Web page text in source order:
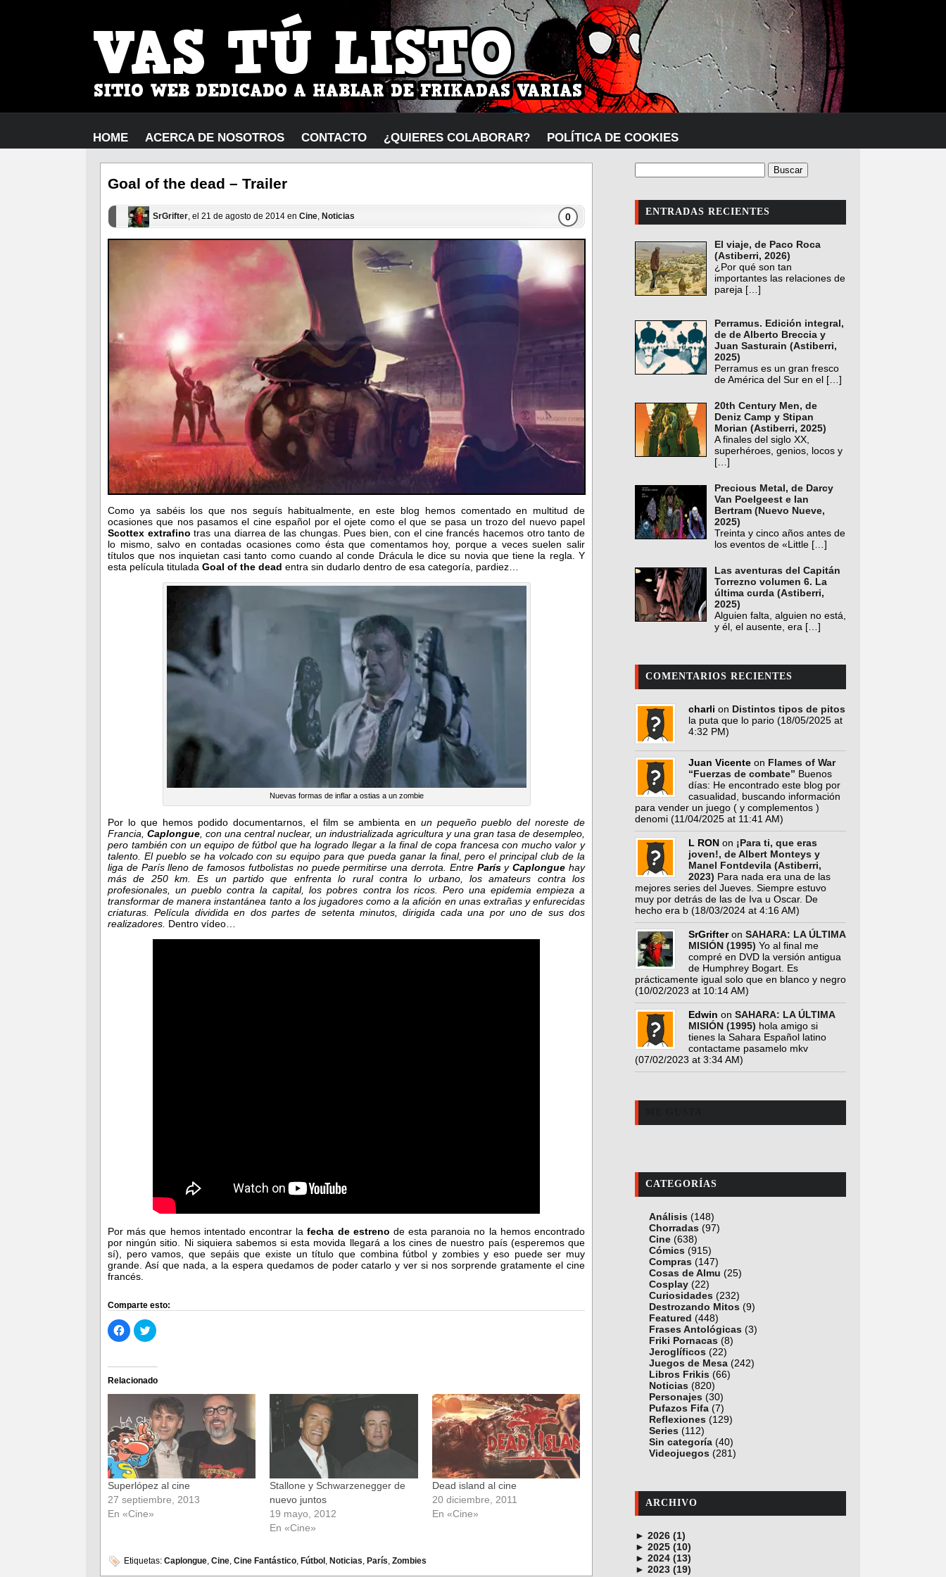
HOME ACERCA DE NOSOTROS CONTACTO ¿QUIERES COLABORAR? POLÍTICA DE COOKIES
Goal of the dead – Trailer
SrGrifter, el 21 de agosto de 2014 en Cine, Noticias 0
Como ya sabéis los que nos seguís habitualmente, en este blog hemos comentado en multitud de
ocasiones que nos pasamos el cine español por el ojete como el que se pasa un trozo del nuevo papel
Scottex extrafino tras una diarrea de las chungas. Pues bien, con el cine francés hacemos otro tanto de
lo mismo, salvo en contadas ocasiones como ésta que comentamos hoy, porque a veces suelen salir
títulos que nos inquietan casi tanto como cuando al conde Drácula le dice su novia que tiene la regla. Y
esta película titulada Goal of the dead entra sin dudarlo dentro de esa categoría, pardiez…
Nuevas formas de inflar a ostias a un zombie
Por lo que hemos podido documentarnos, el film se ambienta en un pequeño pueblo del noreste de
Francia, Caplongue, con una central nuclear, un industrializada agricultura y una gran tasa de desempleo,
pero también con un equipo de fútbol que ha logrado llegar a la final de copa francesa con mucho valor y
talento. El pueblo se ha volcado con su equipo para que pueda ganar la final, pero el principal club de la
liga de París lleno de famosos futbolistas no puede permitirse una derrota. Entre ParísyCaplongue hay
más de 250 km. Es un partido que enfrenta lo rural contra lo urbano, los amateurs contra los
profesionales, un pueblo contra la capital, los pobres contra los ricos. Pero una epidemia empieza a
transformar de manera instantánea tanto a los jugadores como a la afición en unas extrañas y enfurecidas
criaturas. Película dividida en dos partes de setenta minutos, dirigida cada una por uno de sus dos
realizadores. Dentro vídeo…
Por más que hemos intentado encontrar la fecha de estreno de esta paranoia no la hemos encontrado
por ningún sitio. Ni siquiera sabemos si esta movida llegará a los cines de nuestro país (esperemos que
sí), pero vamos, que sepáis que existe un título que combina fútbol y zombies y eso puede ser muy
grande. Así que nada, a la espera quedamos de poder catarlo y ver si nos sorprende gratamente el cine
francés.
Comparte esto:
Haz
clic
para
Facebook
(Se
abre
en
ventana
nueva)
Haz
clic
Twitter
(Se
abre
en
una
ventana
nueva)
Relacionado
Superlópez al cine
27 septiembre, 2013
En «Cine»
Stallone y Schwarzenegger de
nuevo juntos
19 mayo, 2012
En «Cine»
Dead island al cine
20 diciembre, 2011
En «Cine»
Etiquetas: Caplongue, Cine, Cine Fantástico, Fútbol , Noticias, París, Zombies
ENTRADAS RECIENTES
El viaje, de Paco Roca
(Astiberri, 2026)
¿Por qué son tan
importantes las relaciones de
pareja […]
Perramus. Edición integral,
de de Alberto Breccia y
Juan Sasturain (Astiberri,
2025)
Perramus es un gran fresco
de América del Sur en el […]
20th Century Men, de
Deniz Camp y Stipan
Morian (Astiberri, 2025)
A finales del siglo XX,
superhéroes, genios, locos y
[…]
Precious Metal, de Darcy
Van Poelgeest e Ian
Bertram (Nuevo Nueve,
2025)
Treinta y cinco años antes de
los eventos de «Little […]
Las aventuras del Capitán
Torrezno volumen 6. La
última curda (Astiberri,
2025)
Alguien falta, alguien no está,
y él, el ausente, era […]
COMENTARIOS RECIENTES
charli on Distintos tipos de pitos
la puta que lo pario (18/05/2025 at
4:32 PM)
Juan Vicente on Flames of War
“Fuerzas de combate” Buenos
días: He encontrado este blog por
casualidad, buscando información
para vender un juego ( y complementos )
denomi (11/04/2025 at 11:41 AM)
L RON on ¡Para ti, que eras
joven!, de Albert Monteys y
Manel Fontdevila (Astiberri,
2023) Para nada era una de las
mejores series del Jueves. Siempre estuvo
muy por detrás de las de Iva u Oscar. De
hecho era b (18/03/2024 at 4:16 AM)
SrGrifteron SAHARA: LA ÚLTIMA
MISIÓN (1995) Yo al final me
compré en DVD la versión antigua
de Humphrey Bogart. Es
prácticamente igual solo que en blanco y negro
(10/02/2023 at 10:14 AM)
Edwin on SAHARA: LA ÚLTIMA
MISIÓN (1995) hola amigo si
tienes la Sahara Español latino
contactame pasamelo mkv
(07/02/2023 at 3:34 AM)
CATEGORÍAS
Análisis (148)
Chorradas (97)
Cine (638)
Cómics (915)
Compras (147)
Cosas de Almu (25)
Cosplay (22)
Curiosidades (232)
Destrozando Mitos (9)
Featured (448)
Frases Antológicas (3)
Friki Pornacas (8)
Jeroglíficos (22)
Juegos de Mesa (242)
Libros Frikis (66)
Noticias (820)
Personajes (30)
Pufazos Fifa (7)
Reflexiones (129)
Series (112)
Sin categoría (40)
Videojuegos (281)
ARCHIVO
► 2026 (1)
junio (1)
► 2025 (10)
noviembre (1)
octubre (1)
► 2024 (13)
diciembre (4)
► 2023 (19)